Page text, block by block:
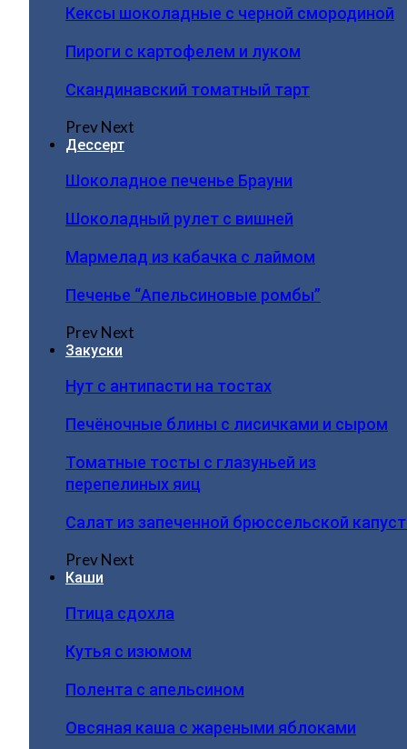
Кексы шоколадные с черной смородиной
Пироги c картофелем и луком
Скандинавский томатный тарт
PrevNext
Дессерт
Шоколадное печенье Брауни
Шоколадный рулет с вишней
Мармелад из кабачка с лаймом
Печенье “Апельсиновые ромбы”
PrevNext
Закуски
Нут с антипасти на тостах
Печёночные блины с лисичками и сыром
Томатные тосты с глазуньей из
перепелиных яиц
Салат из запеченной брюссельской
PrevNext
Каши
Птица сдохла
Кутья с изюмом
Полента с апельсином
Овсяная каша с жареными яблоками